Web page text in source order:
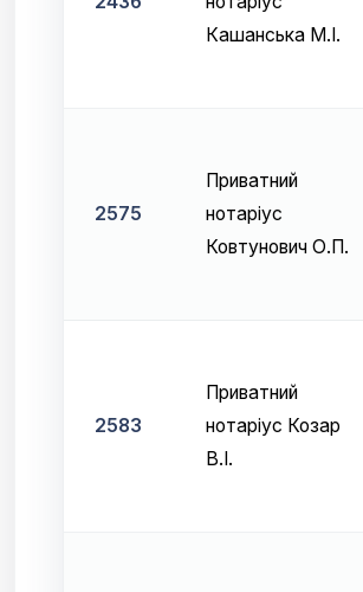
Кашанська М.І.
2575
Приватний
нотаріус
Ковтунович О.П.
2583
Приватний
нотаріус Козар
В.І.